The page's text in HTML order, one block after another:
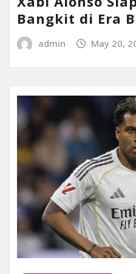
Bangkit di Era
admin May 20,